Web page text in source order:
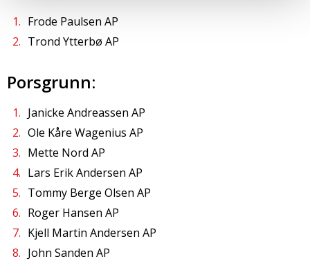
Frode Paulsen AP
Trond Ytterbø AP
Porsgrunn:
Janicke Andreassen AP
Ole Kåre Wagenius AP
Mette Nord AP
Lars Erik Andersen AP
Tommy Berge Olsen AP
Roger Hansen AP
Kjell Martin Andersen AP
John Sanden AP